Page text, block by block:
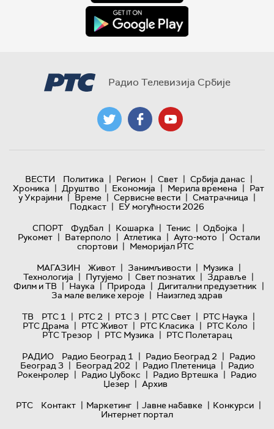
Радио Телевизија Србије
ВЕСТИ Политика | Регион | Свет | Србија данас |
Хроника | Друштво | Економија | Мерила времена | Рат
у Украјини | Време | Сервисне вести | Сматрачница |
Подкаст | ЕУ могућности 2026
СПОРТ
Фудбал | Кошарка | Тенис | Одбојка |
Рукомет | Ватерполо | Атлетика | Ауто-мото | Остали
спортови | Меморијал РТС
МАГАЗИН
Живот | Занимљивости | Музика |
Технологијa | Путујемо | Свет познатих | Здравље |
Филм и ТВ | Наука | Природа | Дигитални предузетник |
За мале велике хероје | Наизглед здрав
ТВ
РТС 1 | РТС 2 | РТС 3 | РТС Свет | РТС Наука |
РТС Драма | РТС Живот | РТС Класика | РТС Коло |
РТС Трезор | РТС Музика | РТС Полетарац
РАДИО
Радио Београд 1 | Радио Београд 2 | Радио
Београд 3 | Београд 202 | Радио Плетеница | Радио
Рокенролер | Радио Џубокс | Радио Вртешка | Радио
Џезер | Архив
РТС
Контакт | Маркетинг | Јавне набавке | Конкурси |
Интернет портал